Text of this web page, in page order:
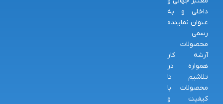
داخلی و به
عنوان نماینده
رسمی
محصولات
آرشه کار
همواره در
تلاشیم تا
محصولات با
کیفیت و